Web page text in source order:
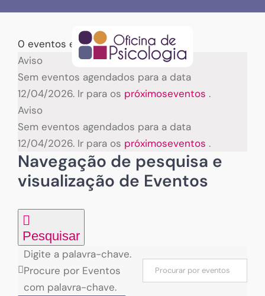
content0 eventos encontrados.
Eventos
for
12/04/2026
Aviso
Sem eventos agendados para a data
12/04/2026. Ir para os próximoseventos .
Aviso
Sem eventos agendados para a data
12/04/2026. Ir para os próximoseventos .
Navegação de pesquisa e
visualização de Eventos
Pesquisar
Digite a palavra-chave.
Procure por Eventos
com palavra-chave.